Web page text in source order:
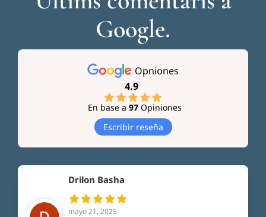
Google.
Opniones
4.9
En base a 97Opiniones
Escribir reseña
Drilon Basha
mayo 21, 2025